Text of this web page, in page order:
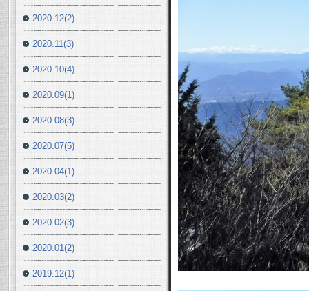
2020.12(2)
2020.11(3)
2020.10(4)
2020.09(1)
2020.08(3)
2020.07(5)
2020.04(1)
2020.03(2)
2020.02(3)
2020.01(2)
2019.12(1)